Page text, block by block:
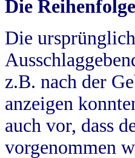
Die
Die
z.B. nach der
anzeigen
auch vor, dass
vorgenommen